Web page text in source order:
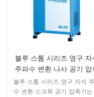
블루 스톰 시리즈 영구 자
주파수 변환 나사 공기 압
기
블루 스톰 시리즈 영구 자석
수 변환 스크류 공기 압축기는